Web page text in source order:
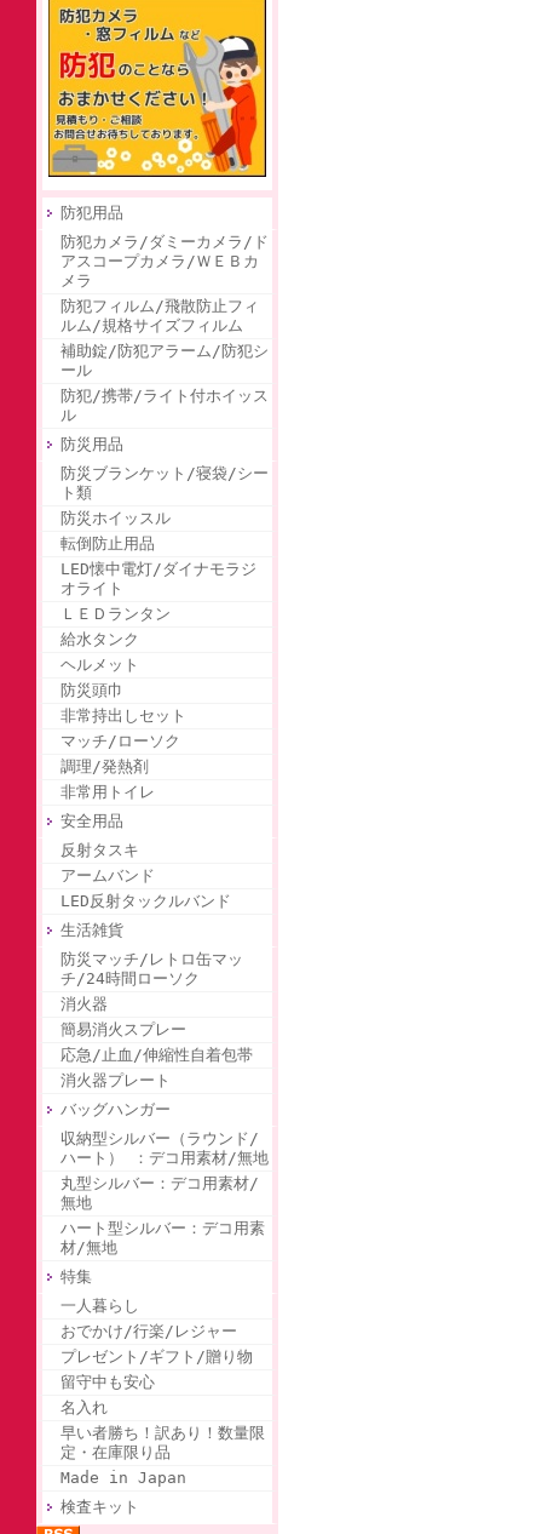
防犯用品
防犯カメラ/ダミーカメラ/ド
アスコープカメラ/ＷＥＢカ
メラ
防犯フィルム/飛散防止フィ
ルム/規格サイズフィルム
補助錠/防犯アラーム/防犯シ
ール
防犯/携帯/ライト付ホイッス
ル
防災用品
防災ブランケット/寝袋/シー
ト類
防災ホイッスル
転倒防止用品
LED懐中電灯/ダイナモラジ
オライト
ＬＥＤランタン
給水タンク
ヘルメット
防災頭巾
非常持出しセット
マッチ/ローソク
調理/発熱剤
非常用トイレ
安全用品
反射タスキ
アームバンド
LED反射タックルバンド
生活雑貨
防災マッチ/レトロ缶マッ
チ/24時間ローソク
消火器
簡易消火スプレー
応急/止血/伸縮性自着包帯
消火器プレート
バッグハンガー
収納型シルバー（ラウンド/
ハート） ：デコ用素材/無地
丸型シルバー：デコ用素材/
無地
ハート型シルバー：デコ用素
材/無地
特集
一人暮らし
おでかけ/行楽/レジャー
プレゼント/ギフト/贈り物
留守中も安心
名入れ
早い者勝ち！訳あり！数量限
定・在庫限り品
Made in Japan
検査キット